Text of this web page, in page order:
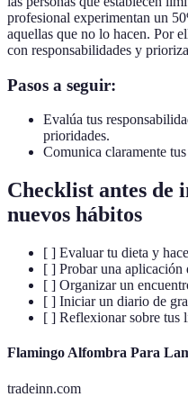
profesional experimentan un
aquellas que no lo hacen. Por
con responsabilidades y
Pasos a seguir:
Evalúa tus
prioridades.
Comunica claramente
Checklist antes de
nuevos hábitos
[ ] Evaluar tu dieta y
[ ] Probar una aplicación
[ ] Organizar un
[ ] Iniciar un diario de
[ ] Reflexionar sobre tus
Flamingo Alfombra Para
tradeinn.com